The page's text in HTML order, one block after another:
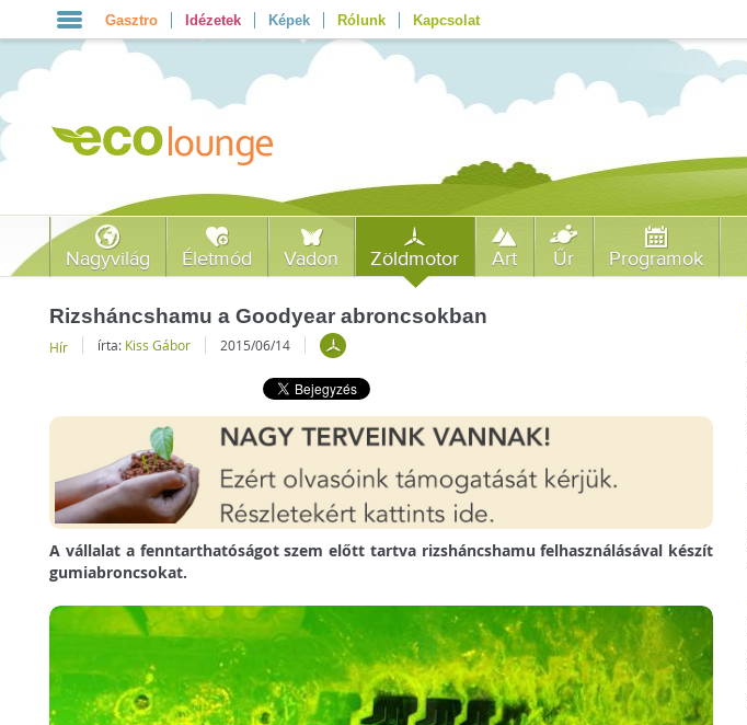
Gasztro Idézetek Képek Rólunk Kapcsolat
Nagyvilág Életmód Vadon Zöldmotor Art Űr Programok
Rizsháncshamu a Goodyear abroncsokban
Hír írta: Kiss Gábor 2015/06/14
A vállalat a fenntarthatóságot szem előtt tartva rizsháncshamu felhasználásával készít
gumiabroncsokat.